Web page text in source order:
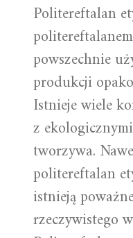
Politereftalan
powszechnie
produkcji
Istnieje wiele
z
tworzywa.
politereftalan
istnieją
rzeczywistego